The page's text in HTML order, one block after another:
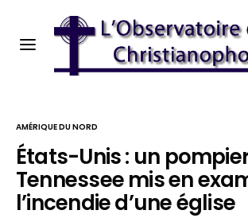
AMÉRIQUE DU NORD
États-Unis : un
Tennessee mis en
l’incendie d’une église